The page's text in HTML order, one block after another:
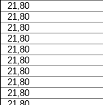
21,80
21,80
21,80
21,80
21,80
21,80
21,80
21,80
21,80